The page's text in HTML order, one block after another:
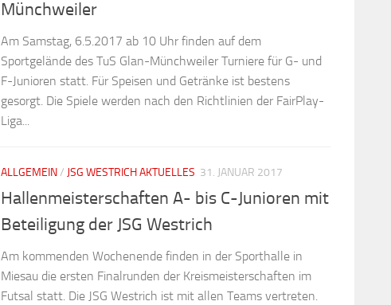
Münchweiler
Am Samstag, 6.5.2017 ab 10 Uhr finden auf dem
Sportgelände des TuS Glan-Münchweiler Turniere für G- und
F-Junioren statt. Für Speisen und Getränke ist bestens
gesorgt. Die Spiele werden nach den Richtlinien der FairPlay-
Liga...
ALLGEMEIN/ JSG WESTRICH AKTUELLES 31. JANUAR 2017
Hallenmeisterschaften A- bis C-Junioren mit
Beteiligung der JSG Westrich
Am kommenden Wochenende finden in der Sporthalle in
Miesau die ersten Finalrunden der Kreismeisterschaften im
Futsal statt. Die JSG Westrich ist mit allen Teams vertreten.